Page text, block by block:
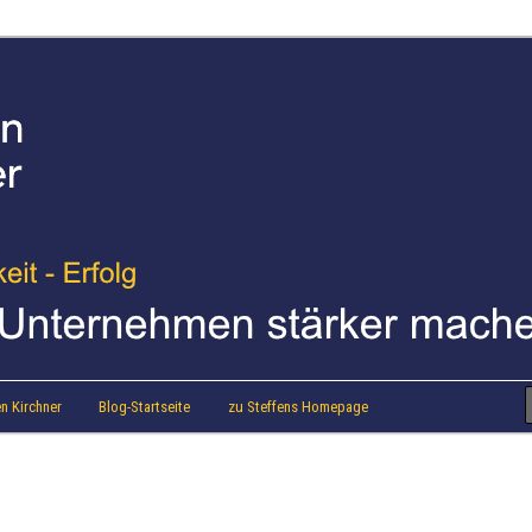
Kirchner Blog-Startseite zu Steffens Homepage